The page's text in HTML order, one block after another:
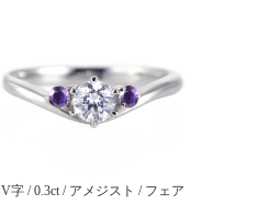
V字 / 0.3ct / アメジスト / フェア